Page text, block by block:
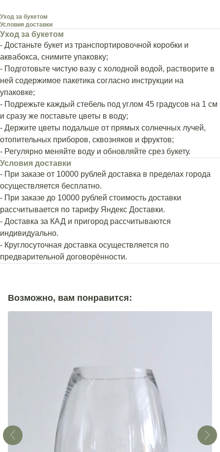
Уход за букетом
Условия доставки
Уход за букетом
- Достаньте букет из транспортировочной коробки и
аквабокса, снимите упаковку;
- Подготовьте чистую вазу с холодной водой, растворите в
ней содержимое пакетика согласно инструкции на
упаковке;
- Подрежьте каждый стебель под углом 45 градусов на 1 см
и сразу же поставьте цветы в воду;
- Держите цветы подальше от прямых солнечных лучей,
отопительных приборов, сквозняков и фруктов;
- Регулярно меняйте воду и обновляйте срез букету.
Условия доставки
- При заказе от 10000 рублей доставка в пределах города
осуществляется бесплатно.
- При заказе до 10000 рублей стоимость доставки
рассчитывается по тарифу Яндекс Доставки.
- Доставка за КАД и пригород рассчитываются
индивидуально.
- Круглосуточная доставка осуществляется по
предварительной договорённости.
Возможно, вам понравится: